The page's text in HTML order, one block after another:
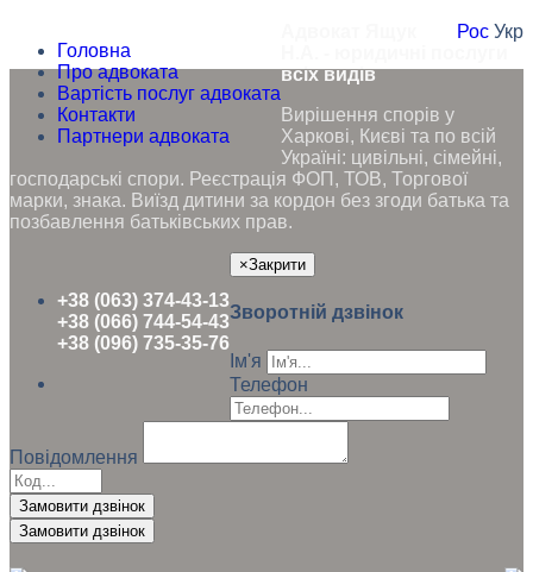
Головна
Про адвоката
Вартість послуг адвоката
Контакти
Партнери адвоката
Рос Укр
всіх видів
Вирішення спорів у
Харкові, Києві та по всій
Україні: цивільні, сімейні,
господарські спори. Реєстрація ФОП, ТОВ, Торгової
марки, знака. Виїзд дитини за кордон без згоди батька та
позбавлення батьківських прав.
+38 (063) 374-43-13
+38 (066) 744-54-43
+38 (096) 735-35-76
×Закрити
Зворотній дзвінок
Ім'я
Телефон
Повідомлення
Замовити дзвінок